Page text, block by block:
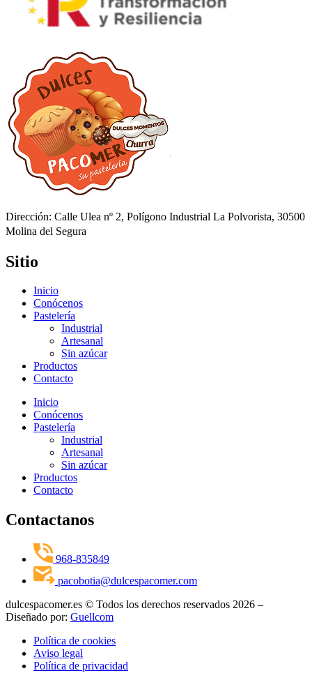
Dirección: Calle Ulea nº 2, Polígono Industrial La Polvorista, 30500
Molina del Segura
Sitio
Inicio
Conócenos
Pastelería
Industrial
Artesanal
Sin azúcar
Productos
Contacto
Inicio
Conócenos
Pastelería
Industrial
Artesanal
Sin azúcar
Productos
Contacto
Contactanos
968-835849
pacobotia@dulcespacomer.com
dulcespacomer.es © Todos los derechos reservados 2026 –
Diseñado por: Guellcom
Política de cookies
Aviso legal
Política de privacidad